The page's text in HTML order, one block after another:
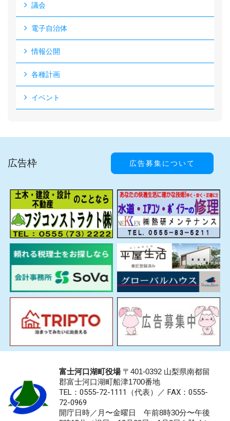
議会
電子自治体
情報公開
各種計画
イベント
広告枠 広告募集について
富士河口湖町役場〒401-0392 山梨県南都留
郡富士河口湖町船津1700番地
TEL：0555-72-1111 （代表）／ FAX：0555-
72-0969
開庁日時／月〜金曜日 午前8時30分〜午後